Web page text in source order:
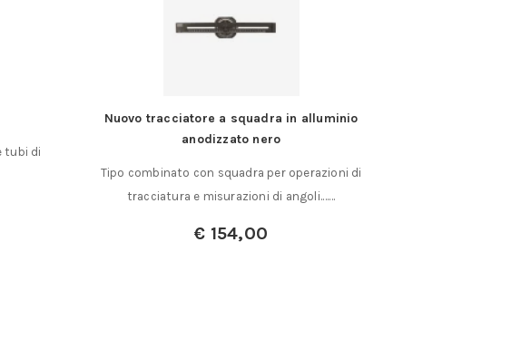
tubi di
Nuovo tracciatore a squadra in alluminio
anodizzato nero
Tipo combinato con squadra per operazioni di
tracciatura e misurazioni di angoli.……
€ 154,00